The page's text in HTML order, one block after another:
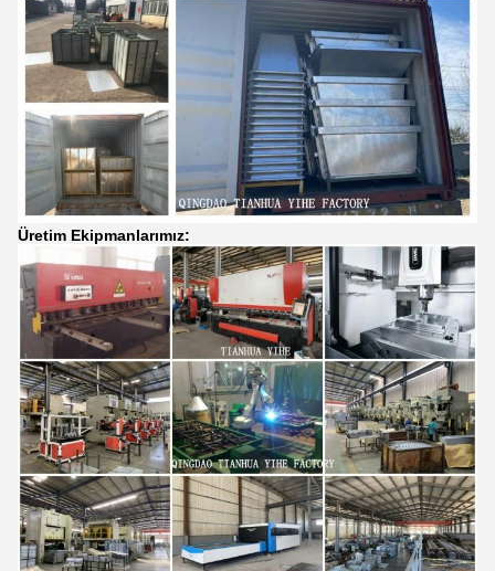
Üretim Ekipmanlarımız: